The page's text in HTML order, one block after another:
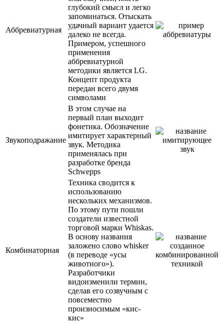
Аббревиатурная
глубокий смысл и легко
запоминаться. Отыскать
удачный вариант удается
далеко не всегда.
Примером, успешного
применения
аббревиатурной
методики является LG.
Концепт продукта
передан всего двумя
символами
Звукоподражание
В этом случае на
первый план выходит
фонетика. Обозначение
имитирует характерный
звук. Методика
применялась при
разработке бренда
Schwepps
Комбинаторная
Техника сводится к
использованию
нескольких механизмов.
По этому пути пошли
создатели известной
торговой марки Whiskas.
В основу названия
заложено слово whisker
(в переводе «усы
животного»).
Разработчики
видоизменили термин,
сделав его созвучным с
повсеместно
произносимым «кис-
кис»